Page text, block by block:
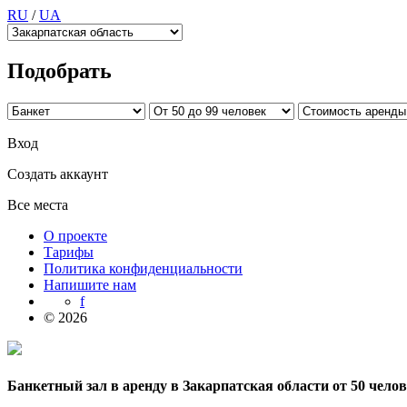
RU /UA
Подобрать
Вход
Создать аккаунт
Все места
О проекте
Тарифы
Политика конфиденциальности
Напишите нам
f
© 2026
Банкетный зал в аренду в Закарпатская области от 50